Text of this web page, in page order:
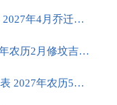
2027年4月份乔迁吉日一览表 2027年4月乔迁吉日吉时查询
2027年修坟吉日一览表 2027年农历2月修坟吉日一览表
2027年装修5月吉日良辰查询表 2027年农历5月装修吉日一览表